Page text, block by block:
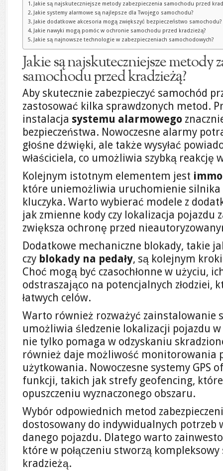
Jakie są najskuteczniejsze metody zabezpieczenia samochodu przed
Jakie systemy alarmowe są najlepsze dla Twojego samochodu?
Jakie dodatkowe akcesoria mogą zwiększyć bezpieczeństwo samochodu?
Jakie nawyki mogą pomóc w ochronie samochodu przed kradzieżą?
Jakie są najnowsze technologie w zabezpieczeniach samochodowych?
Jakie są najskuteczniejsze metody
samochodu przed kradzieżą?
Aby skutecznie zabezpieczyć samochód
zastosować kilka sprawdzonych metod.
instalacja systemu alarmowego
bezpieczeństwa. Nowoczesne alarmy
głośne dźwięki, ale także wysyłać
właściciela, co umożliwia szybką reakcję
Kolejnym istotnym elementem jest
które uniemożliwia uruchomienie silnika
kluczyka. Warto wybierać modele z
jak zmienne kody czy lokalizacja pojazdu
zwiększa ochronę przed
Dodatkowe mechaniczne blokady, takie
czy blokady na pedały, są kolejnym
Choć mogą być czasochłonne w użyciu,
odstraszająco na potencjalnych złodziei,
łatwych celów.
Warto również rozważyć zainstalowanie
umożliwia śledzenie lokalizacji pojazdu w
nie tylko pomaga w odzyskaniu
również daje możliwość monitorowania
użytkowania. Nowoczesne systemy GPS
funkcji, takich jak strefy geofencing,
opuszczeniu wyznaczonego obszaru.
Wybór odpowiednich metod
dostosowany do indywidualnych potrzeb
danego pojazdu. Dlatego warto
które w połączeniu stworzą
kradzieżą.